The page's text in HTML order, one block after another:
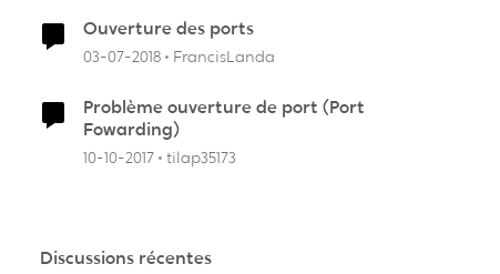
Ouverture des ports
03-07-2018 FrancisLanda
Problème ouverture de port (Port
Fowarding)
10-10-2017 tilap35173
Discussions récentes